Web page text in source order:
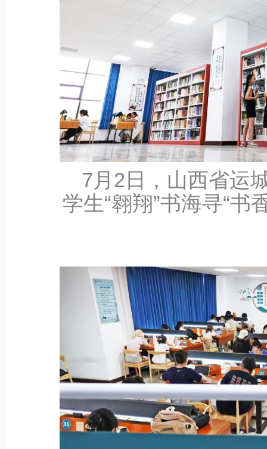
7‎月‎2‎日，山西省运
学生“翱翔”书海寻“书